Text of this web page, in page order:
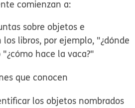
comienzan a:
sobre objetos e
libros, por ejemplo, "¿dónde
hace la vaca?"
que conocen
los objetos nombrados